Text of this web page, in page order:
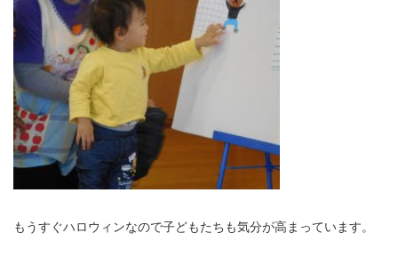
もうすぐハロウィンなので子どもたちも気分が高まっています。